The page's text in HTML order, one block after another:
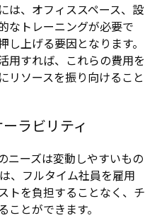
は、オフィススペース、設
なトレーニングが必要で
し上げる要因となります。
用すれば、これらの費用を
リソースを振り向けること
ラビリティ
ニーズは変動しやすいもの
、フルタイム社員を雇用
トを負担することなく、チ
とができます。